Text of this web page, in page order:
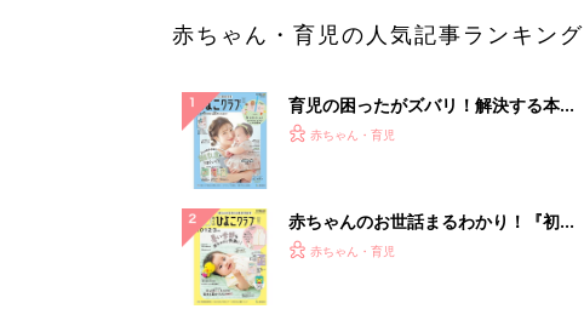
赤ちゃん・育児の人気記事ランキング
育児の困ったがズバリ！解決する本
『ひよこクラブ 夏号』 4カ月～2才
赤ちゃん・育児
赤ちゃんのお世話まるわかり！『初め
てのひよこクラブ 夏号』〈巻頭大特
赤ちゃん・育児